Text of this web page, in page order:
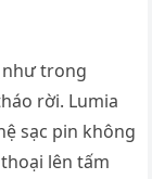
trong
rời. Lumia
sạc pin không
lên tấm